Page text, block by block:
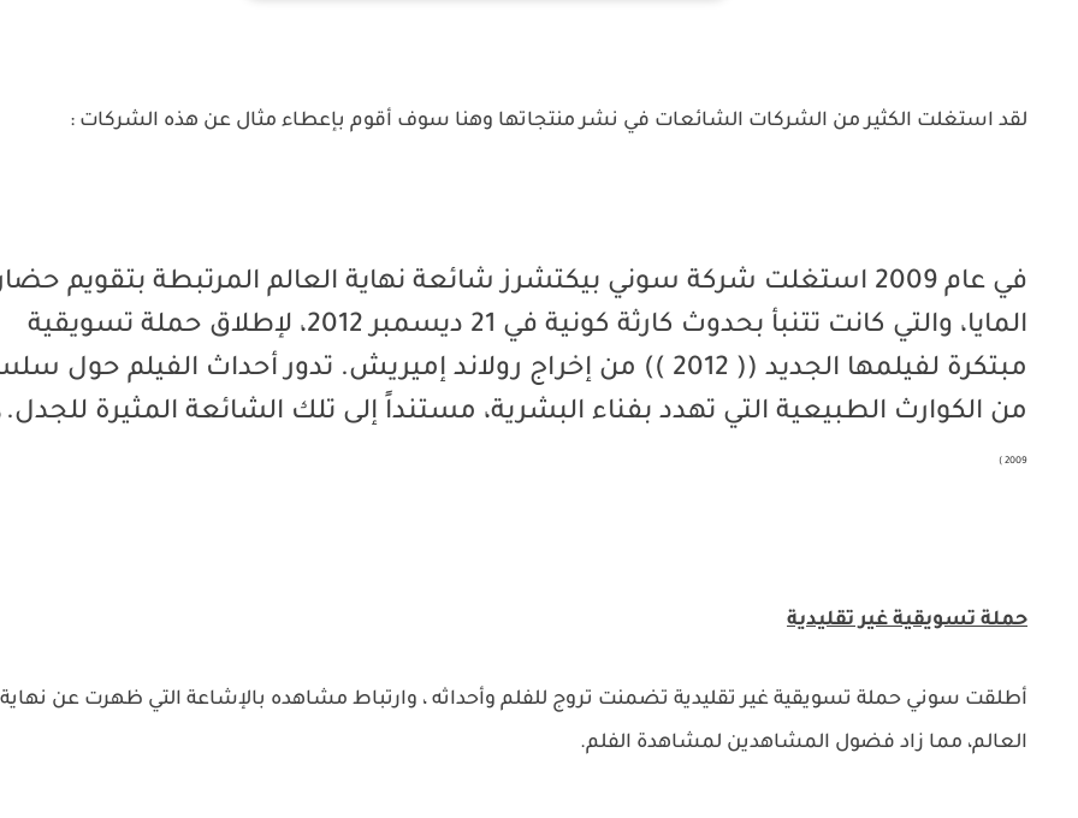
لقد استغلت الكثير من الشركات الشائعات في نشر منتجاتها وهنا سوف أقوم بإعطاء مثال عن هذه الشركات :
في عام 2009 استغلت شركة سوني بيكتشرز شائعة نهاية العالم المرتبطة بتقويم
المايا، والتي كانت تتنبأ بحدوث كارثة كونية في 21 ديسمبر 2012، لإطلاق حملة تسويقية
مبتكرة لفيلمها الجديد (( 2012 )) من إخراج رولاند إميريش. تدور أحداث الفيلم حول
من الكوارث الطبيعية التي تهدد بفناء البشرية، مستنداً إلى تلك الشائعة المثيرة للجدل.
2009 )
حملة تسويقية غير تقليدية
أطلقت سوني حملة تسويقية غير تقليدية تضمنت تروج للفلم وأحداثه ، وارتباط مشاهده بالإشاعة التي ظهرت عن نهاية
العالم، مما زاد فضول المشاهدين لمشاهدة الفلم.